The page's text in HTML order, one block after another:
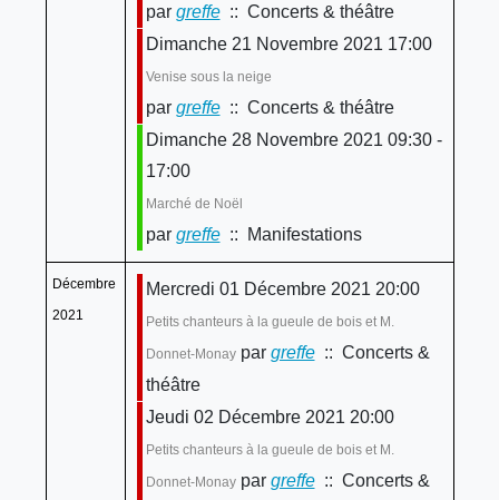
par greffe:: Concerts & théâtre
Dimanche 21 Novembre 2021 17:00
Venise sous la neige
par greffe:: Concerts & théâtre
Dimanche 28 Novembre 2021 09:30 -
17:00
Marché de Noël
par greffe:: Manifestations
Décembre
2021
Mercredi 01 Décembre 2021 20:00
Petits chanteurs à la gueule de bois et M.
Donnet-Monaypar greffe:: Concerts &
théâtre
Jeudi 02 Décembre 2021 20:00
Petits chanteurs à la gueule de bois et M.
Donnet-Monaypar greffe:: Concerts &